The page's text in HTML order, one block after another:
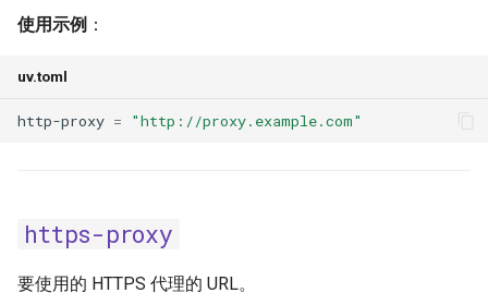
使用示例 ：
uv.toml
http-proxy = "http://proxy.example.com"
https-proxy
要使用的 HTTPS 代理的 URL。